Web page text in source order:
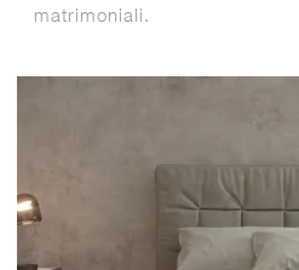
matrimoniali.